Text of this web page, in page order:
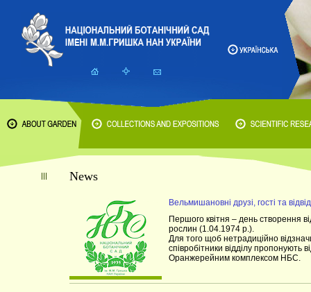
News
Вельмишановні друзі, гості та
Першого квітня – день створення
рослин (1.04.1974 р.).
Для того щоб нетрадиційно
співробітники відділу пропонують
Оранжерейним комплексом НБС.